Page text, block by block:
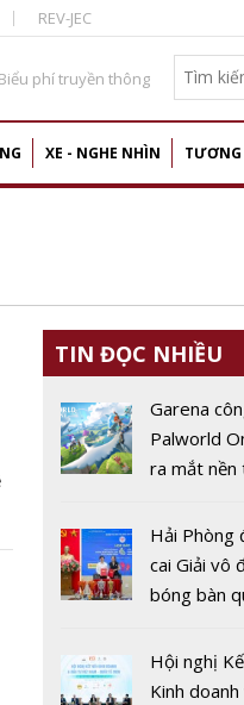
REV-JEC
Biểu phí truyền thông
XE - NGHE NHÌN TƯƠNG
TIN ĐỌC NHIỀU
Garena
Palworld
ra mắt nền
2026
Hải Phòng
cai Giải vô
bóng bàn
thứ 44
Hội nghị
Kinh doanh